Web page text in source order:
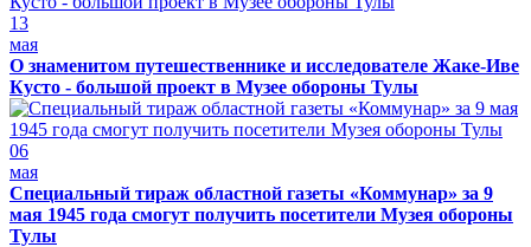
13
мая
О знаменитом путешественнике и исследователе Жаке-Иве
Кусто - большой проект в Музее обороны Тулы
06
мая
Специальный тираж областной газеты «Коммунар» за 9
мая 1945 года смогут получить посетители Музея обороны
Тулы